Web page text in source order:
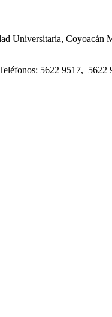
Universitaria, Coyoacán
5622 9517, 5622